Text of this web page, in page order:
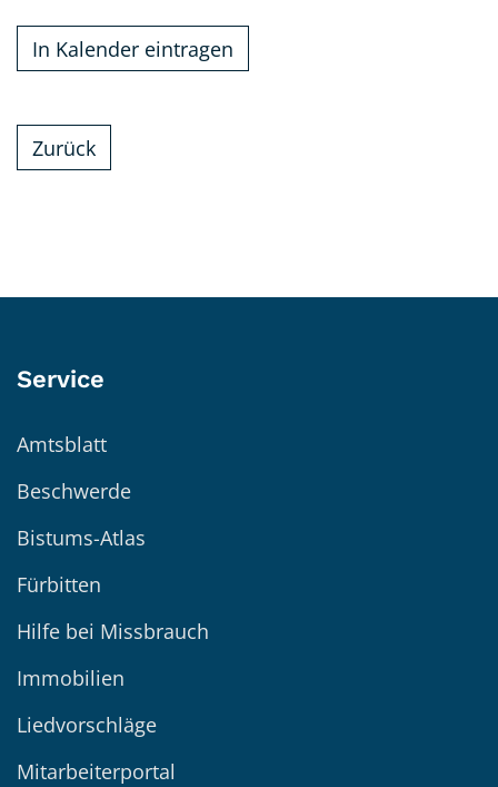
In Kalender eintragen
Zurück
Service
Amtsblatt
Beschwerde
Bistums-Atlas
Fürbitten
Hilfe bei Missbrauch
Immobilien
Liedvorschläge
Mitarbeiterportal